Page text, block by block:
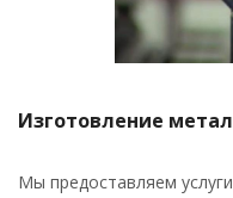
Изготовление
Мы предоставляем